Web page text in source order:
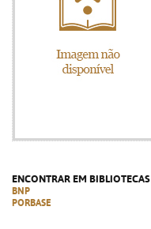
ENCONTRAR EM BIBLIOTECAS
BNP
PORBASE